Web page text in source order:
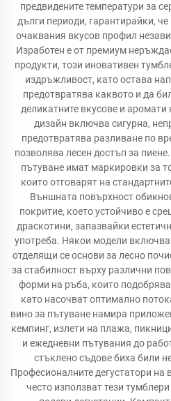
предвидените температури за
дълги периоди, гарантирайки,
очаквания вкусов профил
Изработен е от премиум
продукти, този иновативен
издръжливост, като остава
предотвратява каквото и да
деликатните вкусове и
дизайн включва сигурна,
предотвратява разливане по
позволява лесен достъп за
пътуване имат маркировки за
които отговарят на
Външната повърхност
покритие, което устойчиво е
драскотини, запазвайки
употреба. Някои модели
отделящи се основи за лесно
за стабилност върху различни
форми на ръба, които
като насочват оптимално
вино за пътуване намира
кемпинг, излети на плажа,
и ежедневни пътувания до
стъклено съдове биха били
Професионалните дегустатори на
често използват тези